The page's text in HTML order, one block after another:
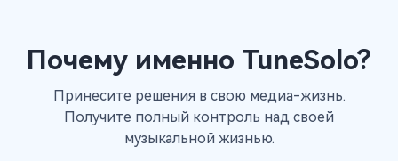
Почему именно TuneSolo?
Принесите решения в свою медиа-жизнь.
Получите полный контроль над своей
музыкальной жизнью.